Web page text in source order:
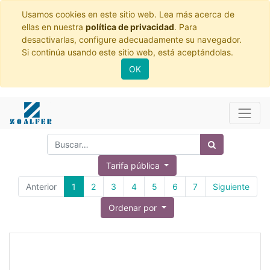
Usamos cookies en este sitio web. Lea más acerca de
ellas en nuestra política de privacidad. Para
desactivarlas, configure adecuadamente su navegador.
Si continúa usando este sitio web, está aceptándolas.
OK
Tarifa pública
Anterior 1 2 3 4 5 6 7 Siguiente
Ordenar por